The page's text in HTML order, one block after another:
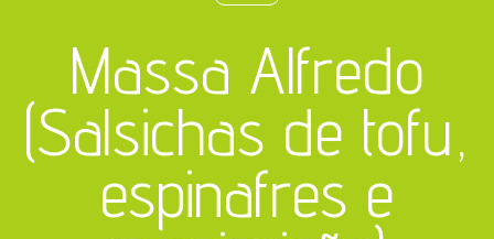
Massa Alfredo
(Salsichas de tofu,
espinafres e